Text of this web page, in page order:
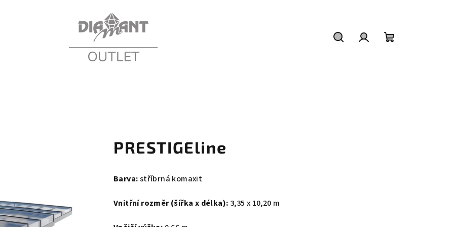
PRESTIGEline
Barva:stříbrná komaxit
Vnitřní rozměr (šířka x délka): 3,35 x 10,20 m